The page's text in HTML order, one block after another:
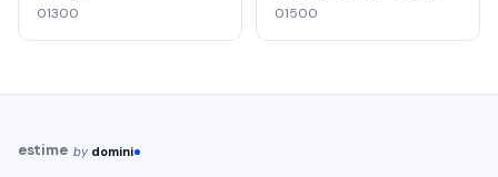
01300 01500
estime by domini